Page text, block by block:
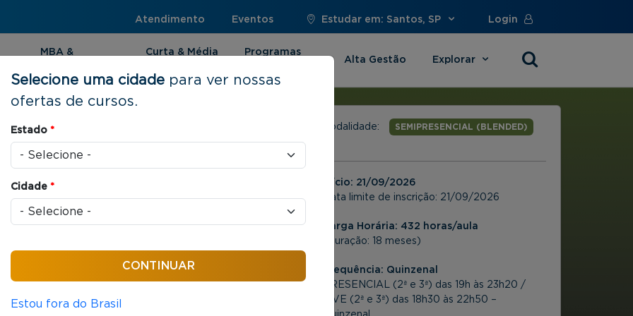
Atendimento Eventos Estudar em: Santos, SP Login
MBA &
Curta & Média
Programas
Alta Gestão Explorar
Modalidade: SEMIPRESENCIAL (BLENDED)
Início: 21/09/2026
Data limite de inscrição: 21/09/2026
Carga Horária: 432 horas/aula
(Duração: 18 meses)
Frequência: Quinzenal
PRESENCIAL (2ª e 3ª) das 19h às 23h20 /
LIVE (2ª e 3ª) das 18h30 às 22h50 –
Exterior e Negócios Internacionais
/ aula
Comércio
Internacionais
Selecione uma cidade para ver nossas
ofertas de cursos.
Estado *
Cidade *
Estou fora do Brasil